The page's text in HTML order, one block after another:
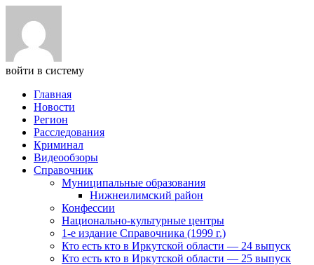
войти в систему
Главная
Новости
Регион
Расследования
Криминал
Видеообзоры
Справочник
Муниципальные образования
Нижнеилимский район
Конфессии
Национально-культурные центры
1-е издание Справочника (1999 г.)
Кто есть кто в Иркутской области — 24 выпуск
Кто есть кто в Иркутской области — 25 выпуск